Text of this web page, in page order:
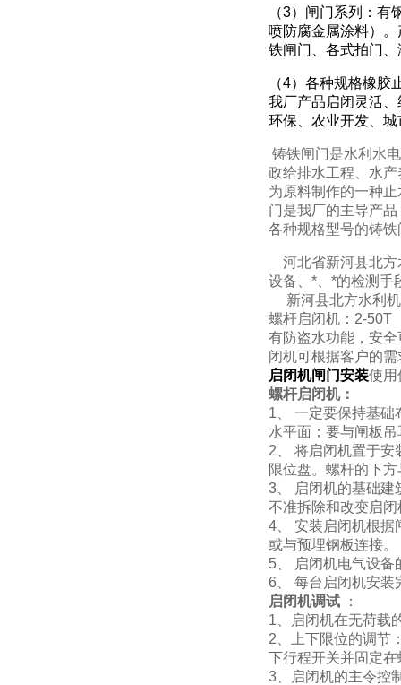
（3）闸门系列：
喷防腐金属涂料）
铁闸门、各式拍门
（4）各种规格橡
我厂产品启闭灵活
环保、农业开发、
铸铁闸门是水利水
政给排水工程、水
为原料制作的一种
门是我厂的主导产
各种规格型号的铸
河北省新河县北方
设备、*、*的检测手
新河县北方水利机
螺杆启闭机：2-50T
有防盗水功能，安
闭机可根据客户的
启闭机闸门安装使用
螺杆启闭机：
1、 一定要保持基础
水平面；要与闸板
2、 将启闭机置于
限位盘。螺杆的下
3、 启闭机的基础建
不准拆除和改变启
4、 安装启闭机根据
或与预埋钢板连接。
5、 启闭机电气设
6、 每台启闭机安装
启闭机调试 ：
1、启闭机在无荷载
2、上下限位的调节
下行程开关并固定
3、启闭机的主令控